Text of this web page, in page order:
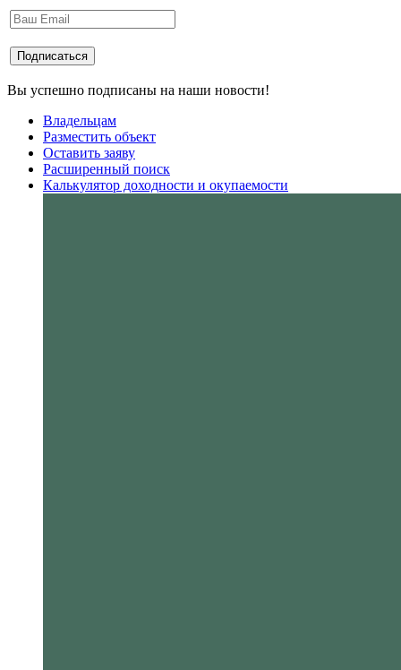
Вы успешно подписаны на наши новости!
Владельцам
Разместить объект
Оставить заяву
Расширенный поиск
Калькулятор доходности и окупаемости